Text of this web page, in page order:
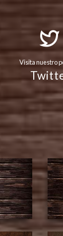
Visita nuestro